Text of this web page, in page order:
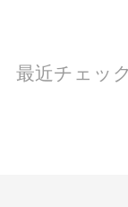
最近チェッ